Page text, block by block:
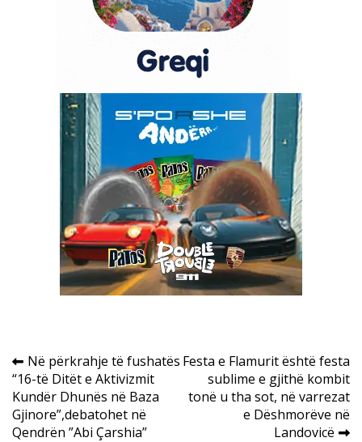
Post
navigation
Në përkrahje të fushatës
“16-të Ditët e Aktivizmit
Kundër Dhunës në Baza
Gjinore”,debatohet në
Qendrën ”Abi Çarshia”
Festa e Flamurit është festa
sublime e gjithë kombit
tonë u tha sot, në varrezat
e Dëshmorëve në
Landovicë